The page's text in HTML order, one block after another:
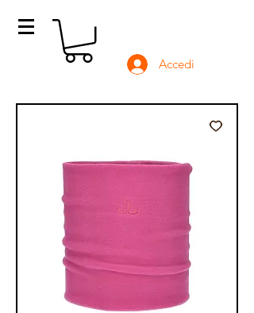
Accedi